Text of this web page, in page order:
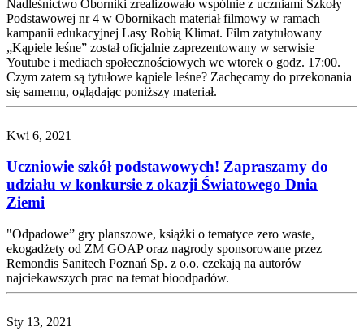
Nadleśnictwo Oborniki zrealizowało wspólnie z uczniami Szkoły
Podstawowej nr 4 w Obornikach materiał filmowy w ramach
kampanii edukacyjnej Lasy Robią Klimat. Film zatytułowany
„Kąpiele leśne” został oficjalnie zaprezentowany w serwisie
Youtube i mediach społecznościowych we wtorek o godz. 17:00.
Czym zatem są tytułowe kąpiele leśne? Zachęcamy do przekonania
się samemu, oglądając poniższy materiał.
Kwi 6, 2021
Uczniowie szkół podstawowych! Zapraszamy do
udziału w konkursie z okazji Światowego Dnia
Ziemi
"Odpadowe” gry planszowe, książki o tematyce zero waste,
ekogadżety od ZM GOAP oraz nagrody sponsorowane przez
Remondis Sanitech Poznań Sp. z o.o. czekają na autorów
najciekawszych prac na temat bioodpadów.
Sty 13, 2021